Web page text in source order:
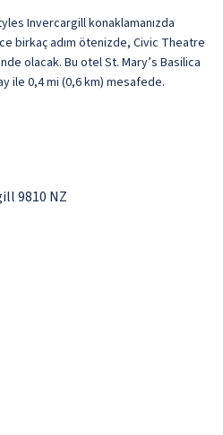
Invercargill konaklamanızda
birkaç adım ötenizde, Civic Theatre
olacak. Bu otel St. Mary’s Basilica
ile 0,4 mi (0,6 km) mesafede.
9810 NZ